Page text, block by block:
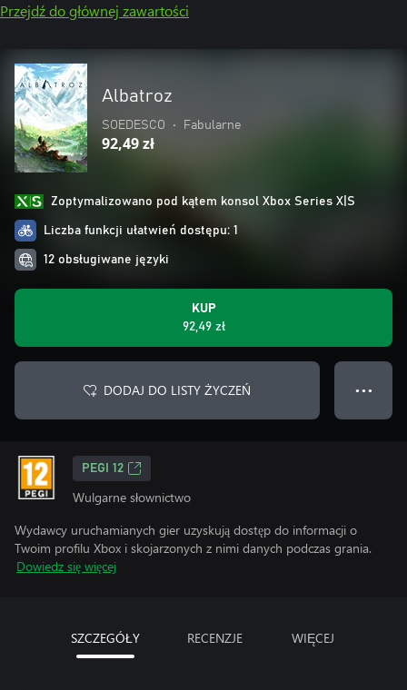
Przejdź do głównej zawartości
Albatroz
SOEDESCO • Fabularne
92,49 zł
Zoptymalizowano pod kątem konsol Xbox Series X|S
Liczba funkcji ułatwień dostępu: 1
12 obsługiwane języki
KUP
92,49 zł
DODAJ DO LISTY ŻYCZEŃ ● ● ●
PEGI 12
Wulgarne słownictwo
Wydawcy uruchamianych gier uzyskują dostęp do informacji o
Twoim profilu Xbox i skojarzonych z nimi danych podczas grania.
Dowiedz się więcej
SZCZEGÓŁY RECENZJE WIĘCEJ